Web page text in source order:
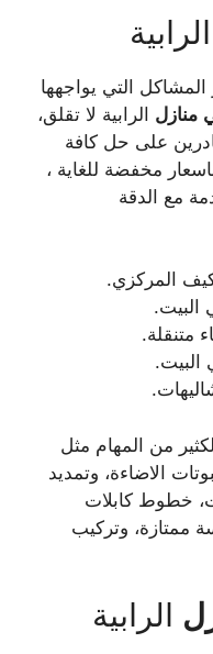
الرابية
التي يواجهها
منازل الرابية لا تقلق،
على حل كافة
مخفضة للغاية ،
مع الدقة
المركزي.
البيت.
متنقلة.
البيت.
من المهام مثل
الاضاءة، وتمديد
خطوط كابلات
ممتازة، وتركيب
الرابية